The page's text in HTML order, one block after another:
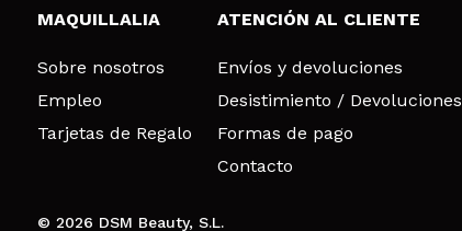
MAQUILLALIA
Sobre nosotros
Empleo
Tarjetas de Regalo
ATENCIÓN AL CLIENTE
Envíos y devoluciones
Desistimiento / Devoluciones
Formas de pago
Contacto
© 2026 DSM Beauty, S.L.